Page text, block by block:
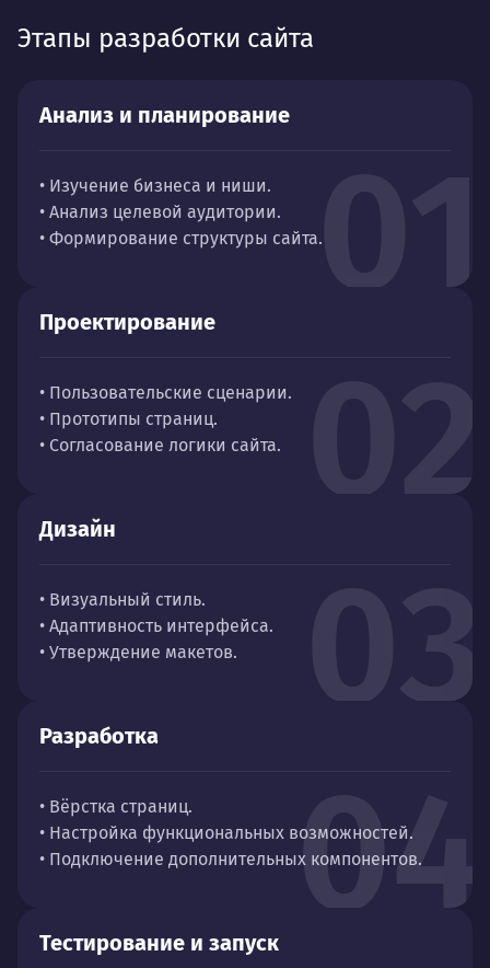
Этапы разработки сайта
01
Анализ и планирование
• Изучение бизнеса и ниши.
• Анализ целевой аудитории.
• Формирование структуры сайта.
02
Проектирование
• Пользовательские сценарии.
• Прототипы страниц.
• Согласование логики сайта.
03
Дизайн
• Визуальный стиль.
• Адаптивность интерфейса.
• Утверждение макетов.
04
Разработка
• Вёрстка страниц.
• Настройка функциональных возможностей.
• Подключение дополнительных компонентов.
Тестирование и запуск